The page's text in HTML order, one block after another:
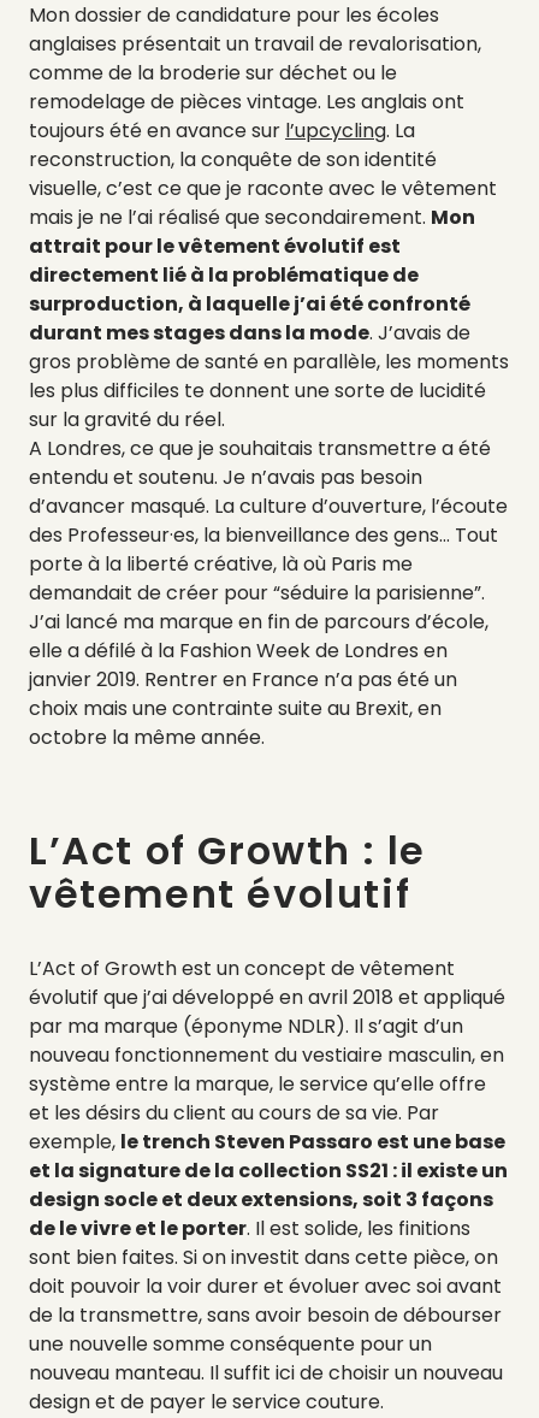
Mon dossier de candidature pour les écoles
anglaises présentait un travail de revalorisation,
comme de la broderie sur déchet ou le
remodelage de pièces vintage. Les anglais ont
toujours été en avance sur l’upcycling. La
reconstruction, la conquête de son identité
visuelle, c’est ce que je raconte avec le vêtement
mais je ne l’ai réalisé que secondairement. Mon
attrait pour le vêtement évolutif est
directement lié à la problématique de
surproduction, à laquelle j’ai été confronté
durant mes stages dans la mode. J’avais de
gros problème de santé en parallèle, les moments
les plus difficiles te donnent une sorte de lucidité
sur la gravité du réel.
A Londres, ce que je souhaitais transmettre a été
entendu et soutenu. Je n’avais pas besoin
d’avancer masqué. La culture d’ouverture, l’écoute
des Professeur·es, la bienveillance des gens… Tout
porte à la liberté créative, là où Paris me
demandait de créer pour “séduire la parisienne”.
J’ai lancé ma marque en fin de parcours d’école,
elle a défilé à la Fashion Week de Londres en
janvier 2019. Rentrer en France n’a pas été un
choix mais une contrainte suite au Brexit, en
octobre la même année.
L’Act of Growth : le
vêtement évolutif
L’Act of Growth est un concept de vêtement
évolutif que j’ai développé en avril 2018 et appliqué
par ma marque (éponyme NDLR). Il s’agit d’un
nouveau fonctionnement du vestiaire masculin, en
système entre la marque, le service qu’elle offre
et les désirs du client au cours de sa vie. Par
exemple, le trench Steven Passaro est une base
et la signature de la collection SS21 : il existe un
design socle et deux extensions, soit 3 façons
de le vivre et le porter. Il est solide, les finitions
sont bien faites. Si on investit dans cette pièce, on
doit pouvoir la voir durer et évoluer avec soi avant
de la transmettre, sans avoir besoin de débourser
une nouvelle somme conséquente pour un
nouveau manteau. Il suffit ici de choisir un nouveau
design et de payer le service couture.